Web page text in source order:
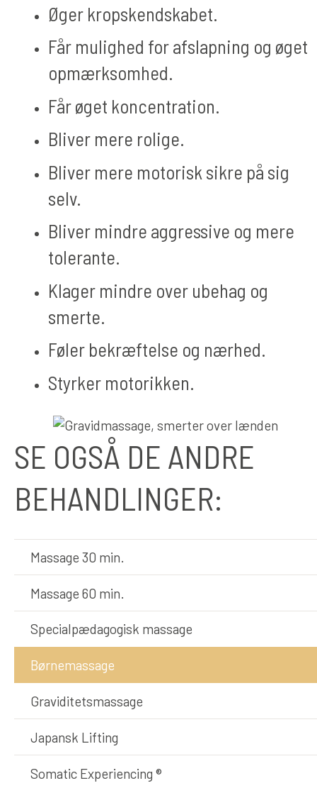
Øger kropskendskabet.
Får mulighed for afslapning og øget
opmærksomhed.
Får øget koncentration.
Bliver mere rolige.
Bliver mere motorisk sikre på sig
selv.
Bliver mindre aggressive og mere
tolerante.
Klager mindre over ubehag og
smerte.
Føler bekræftelse og nærhed.
Styrker motorikken.
SE OGSÅ DE ANDRE
BEHANDLINGER:
Massage 30 min.
Massage 60 min.
Specialpædagogisk massage
Børnemassage
Graviditetsmassage
Japansk Lifting
Somatic Experiencing ®